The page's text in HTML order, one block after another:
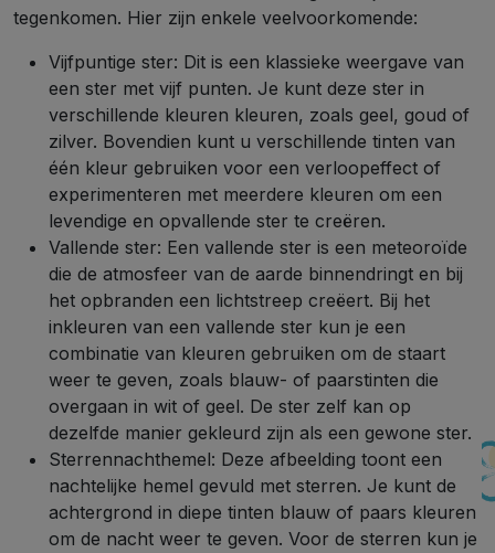
tegenkomen. Hier zijn enkele veelvoorkomende:
Vijfpuntige ster: Dit is een klassieke weergave van
een ster met vijf punten. Je kunt deze ster in
verschillende kleuren kleuren, zoals geel, goud of
zilver. Bovendien kunt u verschillende tinten van
één kleur gebruiken voor een verloopeffect of
experimenteren met meerdere kleuren om een ​​
levendige en opvallende ster te creëren.
Vallende ster: Een vallende ster is een meteoroïde
die de atmosfeer van de aarde binnendringt en bij
het opbranden een lichtstreep creëert. Bij het
inkleuren van een vallende ster kun je een
combinatie van kleuren gebruiken om de staart
weer te geven, zoals blauw- of paarstinten die
overgaan in wit of geel. De ster zelf kan op
dezelfde manier gekleurd zijn als een gewone ster.
Sterrennachthemel: Deze afbeelding toont een
nachtelijke hemel gevuld met sterren. Je kunt de
achtergrond in diepe tinten blauw of paars kleuren
om de nacht weer te geven. Voor de sterren kun je